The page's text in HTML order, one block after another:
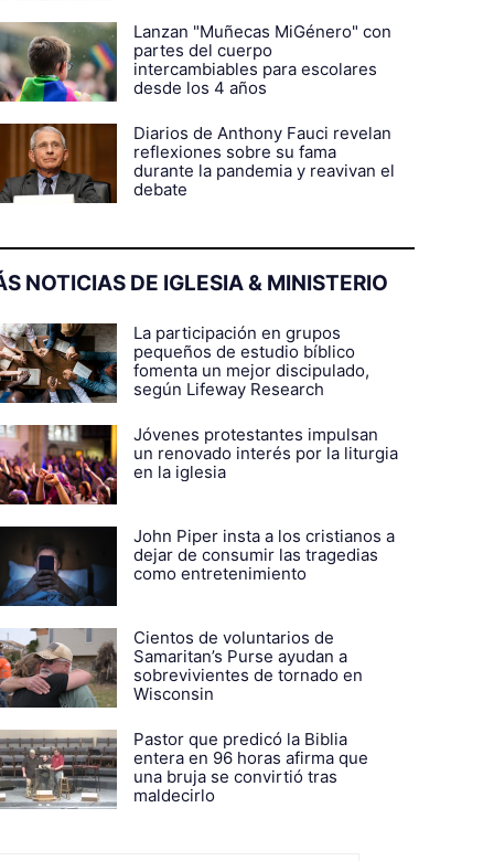
Lanzan "Muñecas MiGénero" con
partes del cuerpo
intercambiables para escolares
desde los 4 años
Diarios de Anthony Fauci revelan
reflexiones sobre su fama
durante la pandemia y reavivan el
debate
NOTICIAS DE IGLESIA & MINISTERIO
La participación en grupos
pequeños de estudio bíblico
fomenta un mejor discipulado,
según Lifeway Research
Jóvenes protestantes impulsan
un renovado interés por la liturgia
en la iglesia
John Piper insta a los cristianos a
dejar de consumir las tragedias
como entretenimiento
Cientos de voluntarios de
Samaritan’s Purse ayudan a
sobrevivientes de tornado en
Wisconsin
Pastor que predicó la Biblia
entera en 96 horas afirma que
una bruja se convirtió tras
maldecirlo